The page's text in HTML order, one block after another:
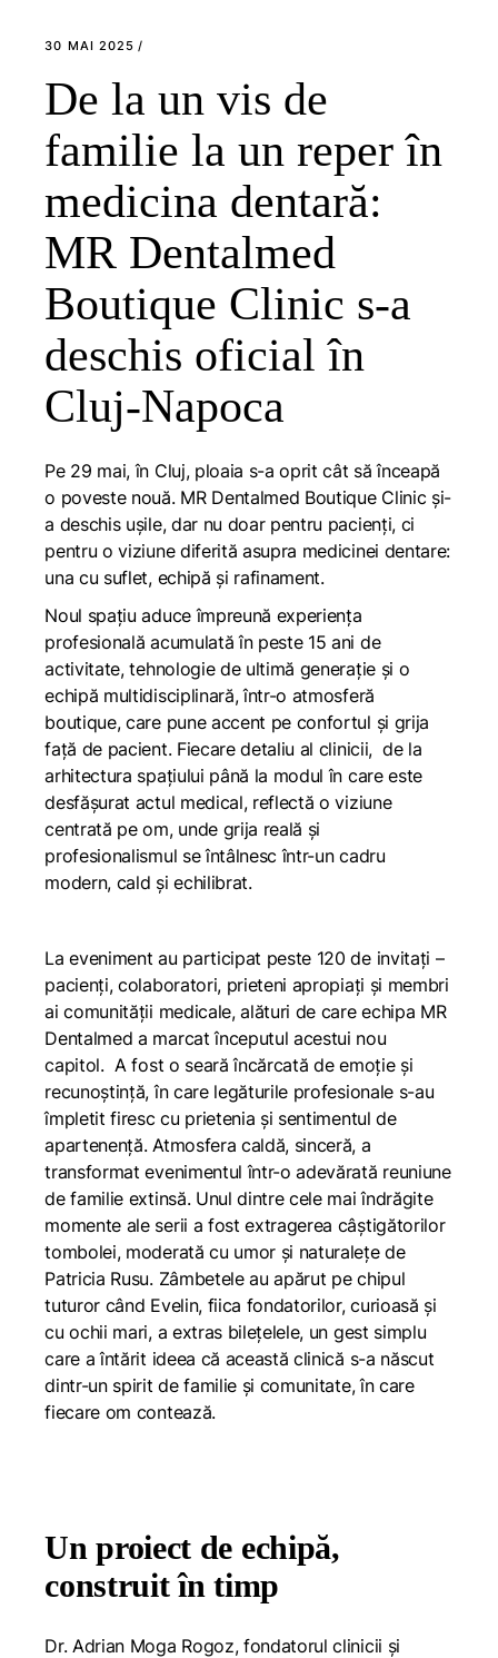
30 MAI 2025
De la un vis de
familie la un reper în
medicina dentară:
MR Dentalmed
Boutique Clinic s-a
deschis oficial în
Cluj-Napoca
Pe 29 mai, în Cluj, ploaia s-a oprit cât să înceapă
o poveste nouă. MR Dentalmed Boutique Clinic și-
a deschis ușile, dar nu doar pentru pacienți, ci
pentru o viziune diferită asupra medicinei dentare:
una cu suflet, echipă și rafinament.
Noul spațiu aduce împreună experiența
profesională acumulată în peste 15 ani de
activitate, tehnologie de ultimă generație și o
echipă multidisciplinară, într-o atmosferă
boutique, care pune accent pe confortul și grija
față de pacient. Fiecare detaliu al clinicii, de la
arhitectura spațiului până la modul în care este
desfășurat actul medical, reflectă o viziune
centrată pe om, unde grija reală și
profesionalismul se întâlnesc într-un cadru
modern, cald și echilibrat.
La eveniment au participat peste 120 de invitați –
pacienți, colaboratori, prieteni apropiați și membri
ai comunității medicale, alături de care echipa MR
Dentalmed a marcat începutul acestui nou
capitol. A fost o seară încărcată de emoție și
recunoștință, în care legăturile profesionale s-au
împletit firesc cu prietenia și sentimentul de
apartenență. Atmosfera caldă, sinceră, a
transformat evenimentul într-o adevărată reuniune
de familie extinsă. Unul dintre cele mai îndrăgite
momente ale serii a fost extragerea câștigătorilor
tombolei, moderată cu umor și naturalețe de
Patricia Rusu. Zâmbetele au apărut pe chipul
tuturor când Evelin, fiica fondatorilor, curioasă și
cu ochii mari, a extras bilețelele, un gest simplu
care a întărit ideea că această clinică s-a născut
dintr-un spirit de familie și comunitate, în care
fiecare om contează.
Un proiect de echipă,
construit în timp
Dr. Adrian Moga Rogoz, fondatorul clinicii și